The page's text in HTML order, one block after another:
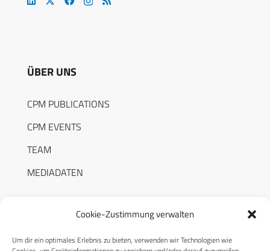
Cookie-Zustimmung verwalten
Um dir ein optimales Erlebnis zu bieten, verwenden wir Technologien wie
ÜBER UNS
CPM PUBLICATIONS
CPM EVENTS
TEAM
MEDIADATEN
RECHTLICHES